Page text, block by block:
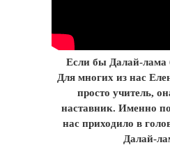
Если бы Далай-
Для многих из нас
просто учитель,
наставник. Именно
нас приходило в
Далай-